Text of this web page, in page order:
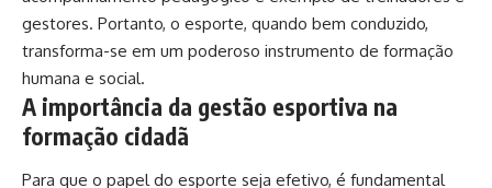
gestores. Portanto, o esporte, quando bem conduzido,
transforma-se em um poderoso instrumento de formação
humana e social.
A importância da gestão esportiva na
formação cidadã
Para que o papel do esporte seja efetivo, é fundamental